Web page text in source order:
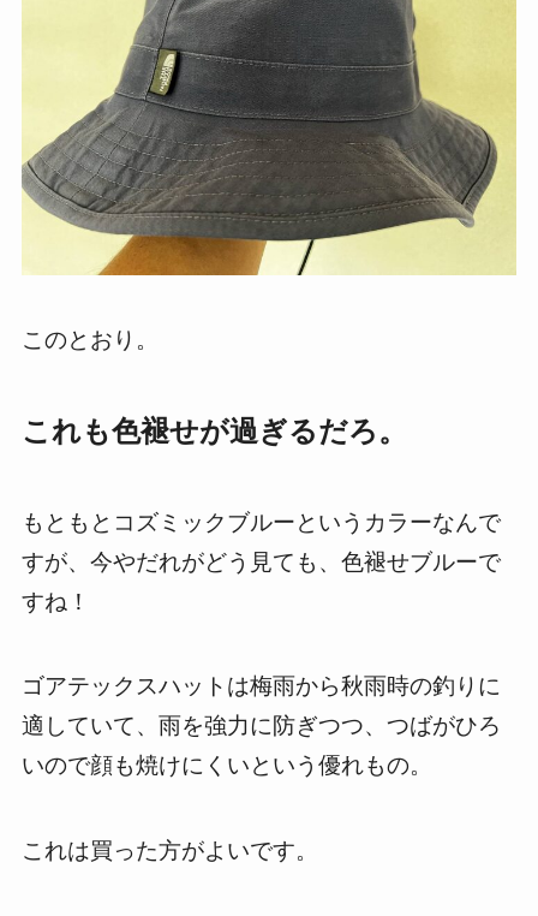
このとおり。
これも色褪せが過ぎるだろ。
もともとコズミックブルーというカラーなんで
すが、今やだれがどう見ても、色褪せブルーで
すね！
ゴアテックスハットは梅雨から秋雨時の釣りに
適していて、雨を強力に防ぎつつ、つばがひろ
いので顔も焼けにくいという優れもの。
これは買った方がよいです。